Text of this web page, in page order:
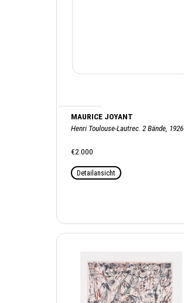
MAURICE JOYANT
Henri Toulouse-Lautrec. 2 Bände, 1926
€2.000
Detailansicht